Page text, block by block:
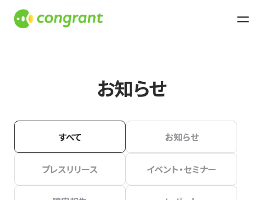
お知らせ
すべて お知らせ
プレスリリース イベント・セミナー